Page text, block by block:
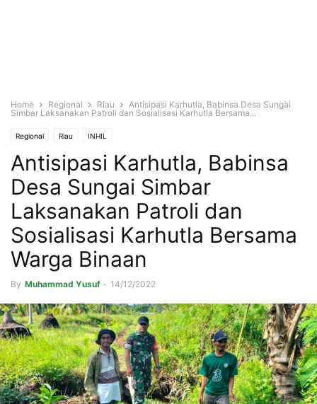
Home Regional Riau
Antisipasi Karhutla, Babinsa Desa Sungai
Simbar Laksanakan Patroli dan Sosialisasi Karhutla Bersama...
Regional Riau INHIL
Antisipasi Karhutla, Babinsa
Desa Sungai Simbar
Laksanakan Patroli dan
Sosialisasi Karhutla Bersama
Warga Binaan
By Muhammad Yusuf - 14/12/2022